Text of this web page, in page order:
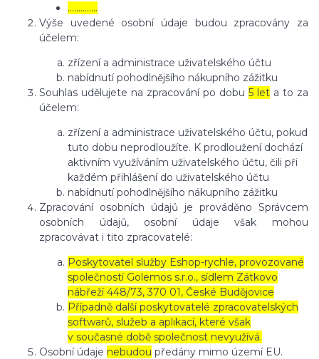
…………..
Výše uvedené osobní údaje budou zpracovány za
účelem:
zřízení a administrace uživatelského účtu
nabídnutí pohodlnějšího nákupního zážitku
Souhlas udělujete na zpracování po dobu 5 leta to za
účelem:
zřízení a administrace uživatelského účtu, pokud
tuto dobu neprodloužíte. K prodloužení dochází
aktivním využíváním uživatelského účtu, čili při
každém přihlášení do uživatelského účtu
nabídnutí pohodlnějšího nákupního zážitku
Zpracování osobních údajů je prováděno Správcem
osobních údajů, osobní údaje však mohou
zpracovávat i tito zpracovatelé:
Poskytovatel služby Eshop-rychle, provozované
společností Golemos s.r.o., sídlem Zátkovo
nábřeží 448/73, 370 01, České Budějovice
Případně další poskytovatelé zpracovatelských
softwarů, služeb a aplikací, které však
v současné době společnost nevyužívá.
Osobní údaje nebudou předány mimo území EU.